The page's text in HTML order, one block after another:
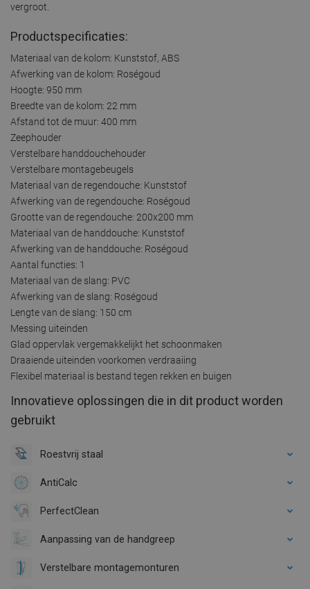
vergroot.
Productspecificaties:
Materiaal van de kolom: Kunststof, ABS
Afwerking van de kolom: Roségoud
Hoogte: 950 mm
Breedte van de kolom: 22 mm
Afstand tot de muur: 400 mm
Zeephouder
Verstelbare handdouchehouder
Verstelbare montagebeugels
Materiaal van de regendouche: Kunststof
Afwerking van de regendouche: Roségoud
Grootte van de regendouche: 200x200 mm
Materiaal van de handdouche: Kunststof
Afwerking van de handdouche: Roségoud
Aantal functies: 1
Materiaal van de slang: PVC
Afwerking van de slang: Roségoud
Lengte van de slang: 150 cm
Messing uiteinden
Glad oppervlak vergemakkelijkt het schoonmaken
Draaiende uiteinden voorkomen verdraaiing
Flexibel materiaal is bestand tegen rekken en buigen
Innovatieve oplossingen die in dit product worden
gebruikt
Roestvrij staal
AntiCalc
PerfectClean
Aanpassing van de handgreep
Verstelbare montagemonturen